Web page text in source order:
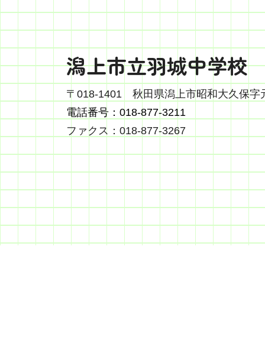
潟上市立羽城中学校
〒018-1401 秋田県潟上市昭和大久保字
電話番号：018-877-3211
ファクス：018-877-3267